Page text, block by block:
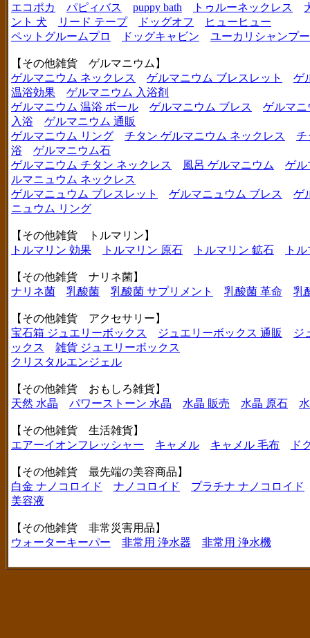
エコポカ
パピィバス puppy bath トゥルーネックレス
ント 犬
リード テープ ドッグオフ
ヒューヒュー
ペットグルームプロ
ドッグキャビン ユーカリシャンプー
【その他雑貨 ゲルマニウム】
ゲルマニウム ネックレス
ゲルマニウム ブレスレット
ゲ
温浴効果
ゲルマニウム 入浴剤
ゲルマニウム 温浴 ボール
ゲルマニウム ブレス
ゲルマニ
入浴
ゲルマニウム 通販
ゲルマニウム リング
チタン ゲルマニウム ネックレス
チ
浴
ゲルマニウム石
ゲルマニウム チタン ネックレス
風呂 ゲルマニウム
ゲル
ルマニュウム ネックレス
ゲルマニュウム ブレスレット
ゲルマニュウム ブレス
ゲ
ニュウム リング
【その他雑貨 トルマリン】
トルマリン 効果
トルマリン 原石 トルマリン 鉱石 ト
【その他雑貨 ナリネ菌】
ナリネ菌
乳酸菌 乳酸菌 サプリメント 乳酸菌 革命 乳
【その他雑貨 アクセサリー】
宝石箱 ジュエリーボックス
ジュエリーボックス 通販
ジ
ックス
雑貨 ジュエリーボックス
クリスタルエンジェル
【その他雑貨 おもしろ雑貨】
天然 水晶
パワーストーン 水晶 水晶 販売 水晶 原石
【その他雑貨 生活雑貨】
エアーイオンフレッシャー
キャメル キャメル 毛布 ド
【その他雑貨 最先端の美容商品】
白金 ナノコロイド
ナノコロイド
プラチナ ナノコロイド
美容液
【その他雑貨 非常災害用品】
ウォーターキーパー
非常用 浄水器 非常用 浄水機